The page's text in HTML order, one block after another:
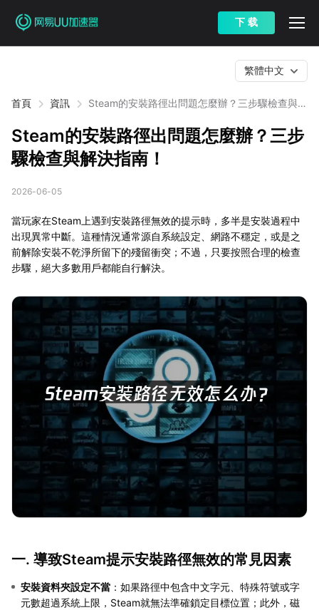
下 载
首頁 資訊
Steam的安裝路徑出問題怎麼辦？三步驟檢查與解
繁體中文
Steam的安裝路徑出問題怎麼辦？三步
驟檢查與解決指南！
2026-06-05
當玩家在Steam上遇到安裝路徑無效的提示時，多半是安裝過程中
出現異常中斷。這種情況通常源自系統設定、網路不穩定，或是之
前解除安裝不乾淨所留下的殘留衝突；不過，只要按照合理的檢查
步驟，絕大多數用戶都能自行解決。
一. 導致Steam提示安裝路徑無效的常見因素
安裝資料夾設定不當 ：如果路徑中包含中文字元、特殊符號或字
元數超過系統上限，Steam就無法準確鎖定目標位置；此外，磁